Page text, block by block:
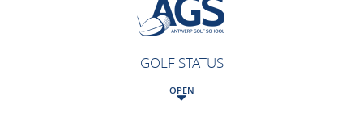
GOLF STATUS
OPEN